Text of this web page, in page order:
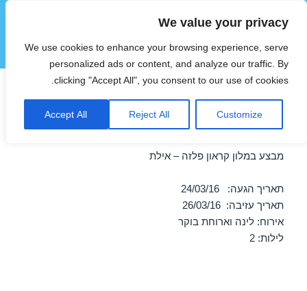
We value your privacy
We use cookies to enhance your browsing experience, serve
personalized ads or content, and analyze our traffic. By
clicking "Accept All", you consent to our use of cookies.
Customize
Reject All
Accept All
הוטצימר
תפריטים
ווידג'טים
מבצע במלון קראון פלזה – אילת
24/03/2016
מבצע במלון קראון פלזה – אילת
תאריך הגעה: 24/03/16
תאריך עזיבה: 26/03/16
אירוח: לינה וארוחת בוקר
לילות: 2